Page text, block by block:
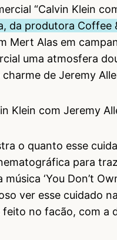
“Calvin Klein
da produtora Coffee
Mert Alas em
uma atmosfera
de Jeremy
o quanto esse
para
‘You Don’t
ver esse cuidado
no facão, com a